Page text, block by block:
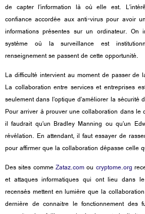
de capter l’information là où elle est.
confiance accordée aux anti-virus pour avoir
informations présentes sur un ordinateur.
système où la surveillance est
renseignement se passent de cette opportunité.
La difficulté intervient au moment de passer de
La collaboration entre services et entreprises
seulement dans l’optique d’améliorer la sécurité
Pour arriver à prouver une collaboration dans
il faudrait qu’un Bradley Manning ou qu’un
révélation. En attendant, il faut essayer de
pour affirmer que la collaboration dépasse celle
Des sites commeZataz.comou cryptome.org
et attaques informatiques qui ont lieu dans
recensés mettent en lumière que la
dernière de connaitre le fonctionnement des